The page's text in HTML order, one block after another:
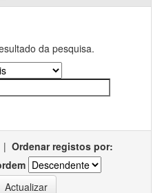
da pesquisa.
| Ordenar registos por: